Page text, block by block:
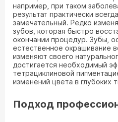
например, при таком
результат практически
замечательный. Редко
зубов, которая быстро
окончании процедур. Зубы,
естественное окрашивание
изменяют своего
достигается необходимый
тетрациклиновой
изменений цвета в глубоких
Подход